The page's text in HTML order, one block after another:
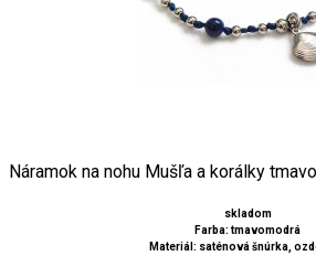
Náramok na nohu Mušľa a korálky
skladom
Farba: tmavomodrá
Materiál: saténová šnúrka,